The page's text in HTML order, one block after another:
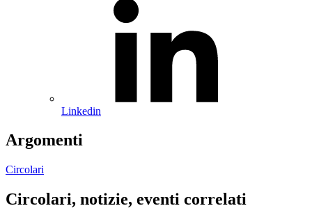
Linkedin
Argomenti
Circolari
Circolari, notizie, eventi correlati